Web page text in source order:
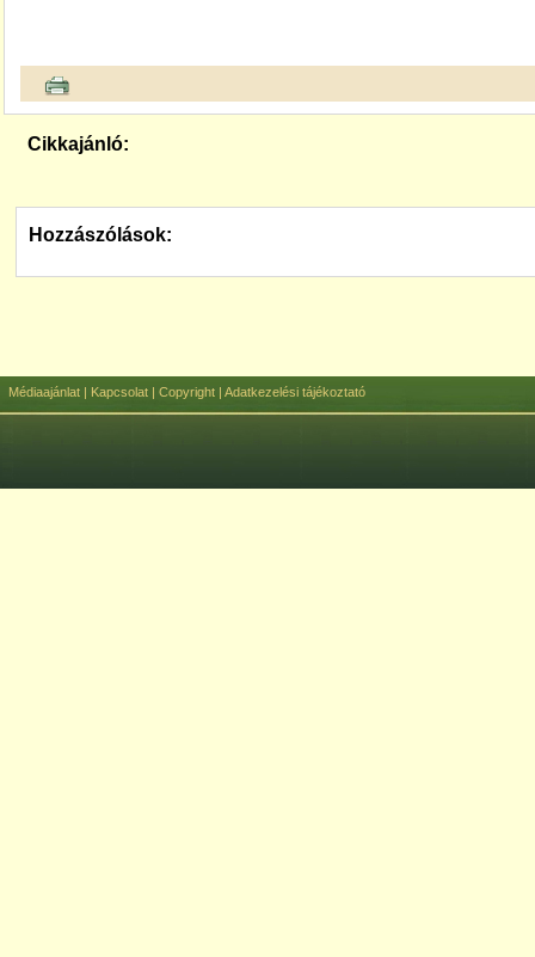
Cikkajánló:
Hozzászólások:
Médiaajánlat | Kapcsolat | Copyright | Adatkezelési tájékoztató